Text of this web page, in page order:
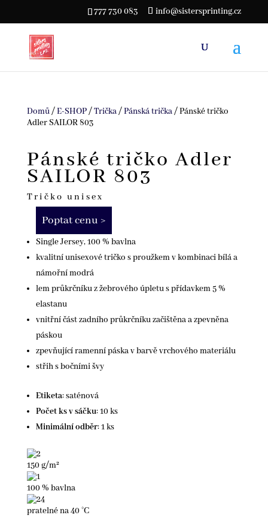
777 730 083 info@sistersprinting.cz
Domů/E-SHOP/Trička/Pánská trička/ Pánské tričko
Adler SAILOR 803
Pánské tričko Adler
SAILOR 803
Tričko unisex
Poptat cenu >
Single Jersey, 100 % bavlna
kvalitní unisexové tričko s proužkem v kombinaci bílá a
námořní modrá
lem průkrčníku z žebrového úpletu s přídavkem 5 %
elastanu
vnitřní část zadního průkrčníku začištěna a zpevněna
páskou
zpevňující ramenní páska v barvě vrchového materiálu
střih s bočními švy
Etiketa:saténová
Počet ks v sáčku:10 ks
Minimální odběr:1 ks
150 g/m²
100 % bavlna
pratelné na 40 °C